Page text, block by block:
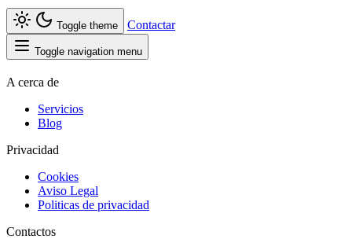
Toggle theme Contactar
Toggle navigation menu
A cerca de
Servicios
Blog
Privacidad
Cookies
Aviso Legal
Politicas de privacidad
Contactos